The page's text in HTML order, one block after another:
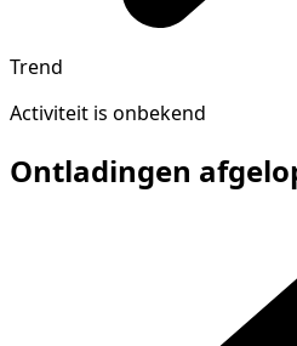
Trend
Activiteit is onbekend
Ontladingen